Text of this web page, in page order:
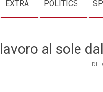
EXTRA POLITICS
al sole
DI: